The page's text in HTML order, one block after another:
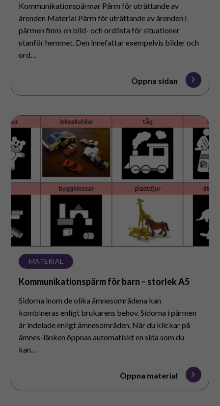
Kommunikationspärmar Pärm för uträttande av
ärenden Material Pärm för uträttande av ärenden I
pärmen finns en bild- och ordlista för situationer
utanför hemmet. Den innefattar exempelvis bilder och
ord…
Öppna sidan
Kommunikationspärm
för
barn
–
storlek
A5
MATERIAL
Kommunikationspärm för barn – storlek A5
Sidorna inom de olika ämnesområdena kan
kombineras enligt brukarens behov. Sidorna i pärmen
är indelade enligt ämnesområden. När du klickar på
ämnes-länken öppnas automatiskt en sida som du
kan…
Öppna material